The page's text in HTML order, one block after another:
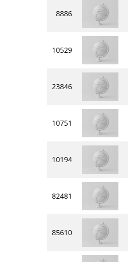
8886
10529
23846
10751
10194
82481
85610